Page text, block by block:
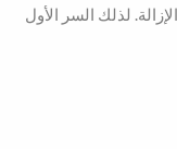
لذلك السر الأول